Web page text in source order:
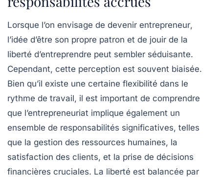
Lorsque l’on envisage de devenir entrepreneur,
l’idée d’être son propre patron et de jouir de la
liberté d’entreprendre peut sembler séduisante.
Cependant, cette perception est souvent biaisée.
Bien qu’il existe une certaine flexibilité dans le
rythme de travail, il est important de comprendre
que l’entrepreneuriat implique également un
ensemble de responsabilités significatives, telles
que la gestion des ressources humaines, la
satisfaction des clients, et la prise de décisions
financières cruciales. La liberté est balancée par